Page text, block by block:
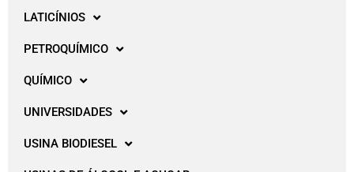
LATICÍNIOS
PETROQUÍMICO
QUÍMICO
UNIVERSIDADES
USINA BIODIESEL